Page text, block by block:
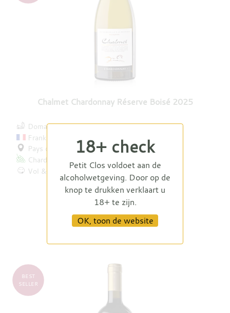
Chalmet Chardonnay Réserve Boisé 2025
Domaine Saint-Philippe
Frankrijk
Pays d’Oc
Chardonnay
Vol & romig
€ 10,50 € 9,95
BEST
SELLER
18+ check
Petit Clos voldoet aan de
alcoholwetgeving. Door op de
knop te drukken verklaart u
18+ te zijn.
OK, toon de website